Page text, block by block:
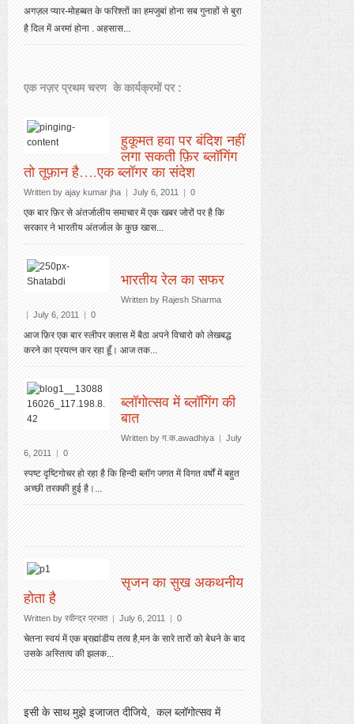
अगज़ल प्यार-मोहब्बत के फरिश्तों का हमजुबां होना सब गुनाहों से बुरा
है दिल में अरमां होना . अहसास...
एक नज़र प्रथम चरण के कार्यक्रमों पर :
हुकूमत हवा पर बंदिश नहीं
लगा सकती फ़िर ब्लॉगिंग
तो तूफ़ान है….एक ब्लॉगर का संदेश
Written by ajay kumar jha | July 6, 2011 | 0
एक बार फ़िर से अंतर्जालीय समाचार में एक खबर जोरों पर है कि
सरकार ने भारतीय अंतर्जाल के कुछ खास...
भारतीय रेल का सफर
Written by Rajesh Sharma
| July 6, 2011 | 0
आज फ़िर एक बार स्लीपर क्लास में बैठा अपने विचारो को लेखबद्ध
करने का प्रयत्न कर रहा हूँ। आज तक...
ब्लॉगोत्सव में ब्लॉगिंग की
बात
Written by ग .क.awadhiya | July
6, 2011
| 0
स्पष्ट दृष्टिगोचर हो रहा है कि हिन्दी ब्लॉग जगत में विगत वर्षों में बहुत
अच्छी तरक्की हुई है।...
सृजन का सुख अकथनीय
होता है
Written by रवीन्द्र प्रभात | July 6, 2011 | 0
चेतना स्वयं में एक ब्रह्मांडीय तत्व है,मन के सारे तारों को बेधने के बाद
उसके अस्तित्व की झलक...
इसी के साथ मुझे इजाजत दीजिये, कल ब्लॉगोत्सव में